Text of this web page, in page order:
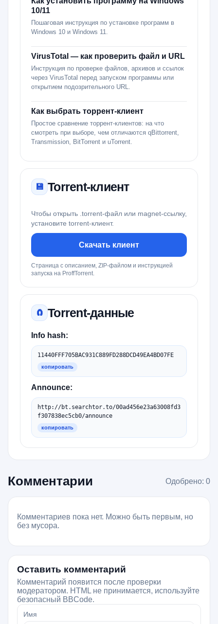
10/11
Пошаговая инструкция по установке программ в
Windows 10 и Windows 11.
VirusTotal — как проверить файл и URL
Инструкция по проверке файлов, архивов и ссылок
через VirusTotal перед запуском программы или
открытием подозрительного URL.
Как выбрать торрент-клиент
Простое сравнение торрент-клиентов: на что
смотреть при выборе, чем отличаются qBittorrent,
Transmission, BitTorrent и uTorrent.
💾 Torrent-клиент
Чтобы открыть .torrent-файл или magnet-ссылку,
установите torrent-клиент.
Скачать клиент
Страница с описанием, ZIP-файлом и инструкцией
запуска на ProffTorrent.
🧲 Torrent-данные
Info hash:
11440FFF705BAC931C889FD288DCD49EA4BD07FE
копировать
Announce:
http://bt.searchtor.to/00ad456e23a63008fd3
f307838ec5cb0/announce
копировать
Комментарии Одобрено: 0
Комментариев пока нет. Можно быть первым, но
без мусора.
Оставить комментарий
Комментарий появится после проверки
модератором. HTML не принимается, используйте
безопасный BBCode.
Имя